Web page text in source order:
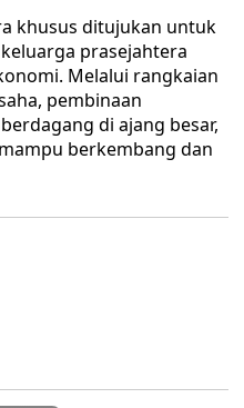
khusus ditujukan untuk
prasejahtera
Melalui rangkaian
pembinaan
di ajang besar,
berkembang dan